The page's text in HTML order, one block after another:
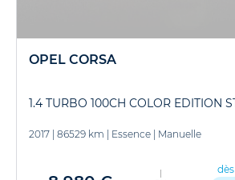
OPEL CORSA
1.4 TURBO 100CH COLOR EDITION
2017 86529 km Essence Manuelle
dès